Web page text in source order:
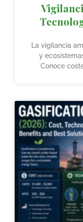
La vigilancia
y
Conoce